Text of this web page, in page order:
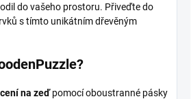
do vašeho prostoru. Přiveďte do
s tímto unikátním dřevěným
na zeďpomocí oboustranné pásky